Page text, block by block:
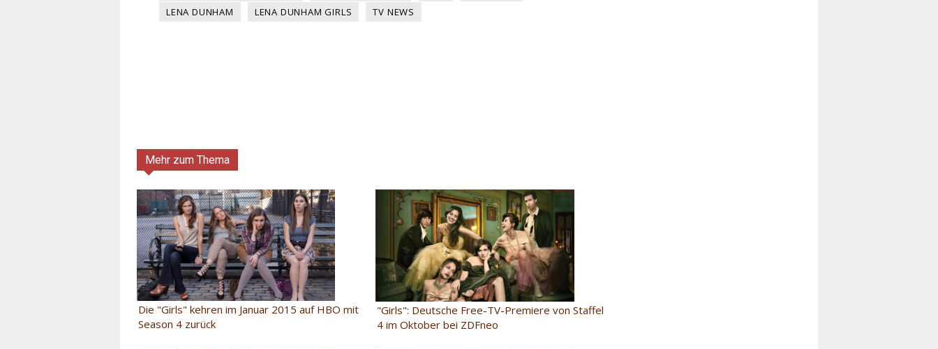
LENA DUNHAM
LENA DUNHAM GIRLS TV NEWS
Mehr zum Thema
Die "Girls" kehren im Januar 2015 auf HBO mit
Season 4 zurück
"Girls": Deutsche Free-TV-Premiere von Staffel
4 im Oktober bei ZDFneo